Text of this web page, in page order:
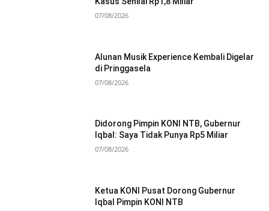
07/08/2026
Alunan Musik Experience Kembali Digelar
di Pringgasela
07/08/2026
Didorong Pimpin KONI NTB, Gubernur
Iqbal: Saya Tidak Punya Rp5 Miliar
07/08/2026
Ketua KONI Pusat Dorong Gubernur
Iqbal Pimpin KONI NTB